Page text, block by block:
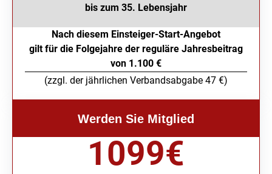
bis zum 35. Lebensjahr
Nach diesem Einsteiger-Start-Angebot
gilt für die Folgejahre der reguläre Jahresbeitrag
von 1.100 €
(zzgl. der jährlichen Verbandsabgabe 47 €)
Werden Sie Mitglied
1099€